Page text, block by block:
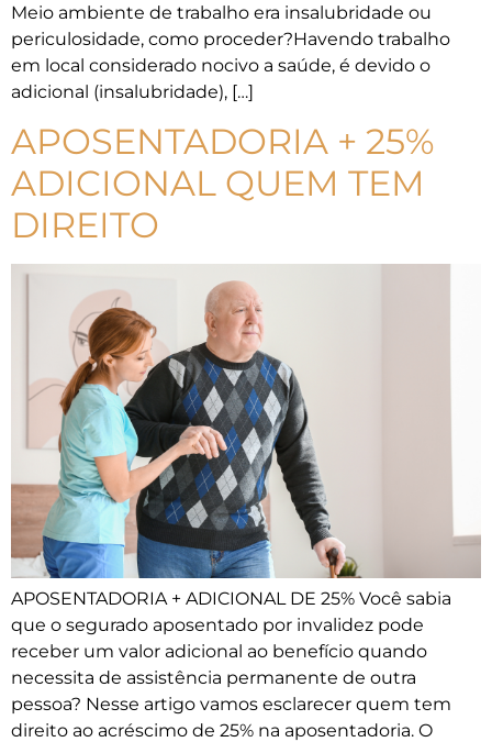
Meio ambiente de trabalho era insalubridade ou
periculosidade, como proceder?Havendo trabalho
em local considerado nocivo a saúde, é devido o
adicional (insalubridade), […]
APOSENTADORIA + 25%
ADICIONAL QUEM TEM
DIREITO
APOSENTADORIA + ADICIONAL DE 25% Você sabia
que o segurado aposentado por invalidez pode
receber um valor adicional ao benefício quando
necessita de assistência permanente de outra
pessoa? Nesse artigo vamos esclarecer quem tem
direito ao acréscimo de 25% na aposentadoria. O